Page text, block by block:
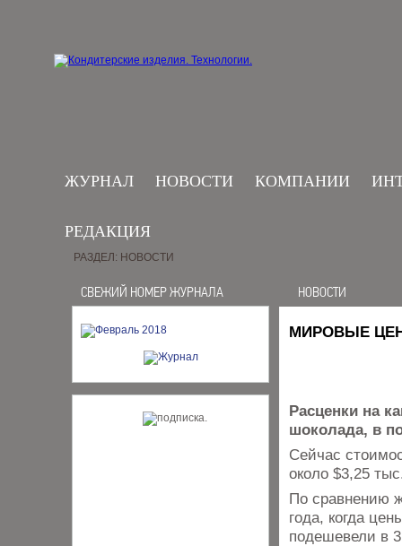
ЖУРНАЛ НОВОСТИ КОМПАНИИ
РЕДАКЦИЯ
СВЕЖИЙ НОМЕР ЖУРНАЛА
РАЗДЕЛ: НОВОСТИ
НОВОСТИ
МИРОВЫЕ
Расценки на
шоколада, в
Сейчас
около $3,25
По сравнению
года, когда
подешевели в